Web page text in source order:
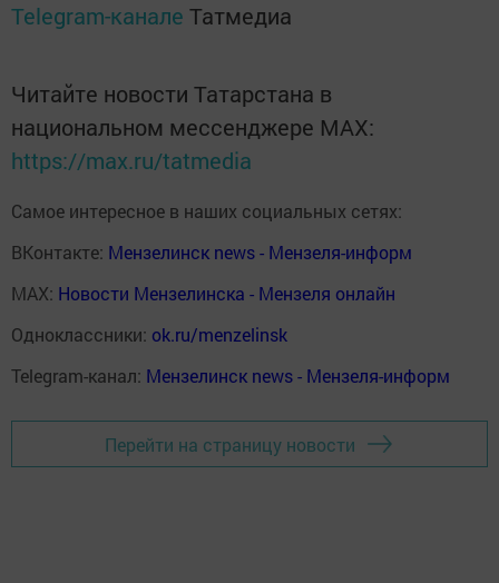
Telegram-канале Татмедиа
Читайте новости Татарстана в
национальном мессенджере MАХ:
https://max.ru/tatmedia
Самое интересное в наших социальных сетях:
ВКонтакте: Мензелинск news - Мензеля-информ
MAX: Новости Мензелинска - Мензеля онлайн
Одноклассники: ok.ru/menzelinsk
Telegram-канал: Мензелинск news - Мензеля-информ
Перейти на страницу новости